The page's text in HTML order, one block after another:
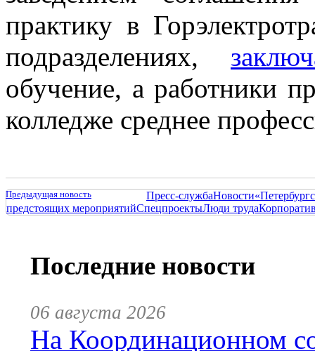
практику в
подразделениях,
обучение, а работники
колледже среднее
Предыдущая новость Пресс-службаНовости
предстоящих мероприятийСпецпроектыЛюди труда
Последние новости
06 августа 2026
На Координационном